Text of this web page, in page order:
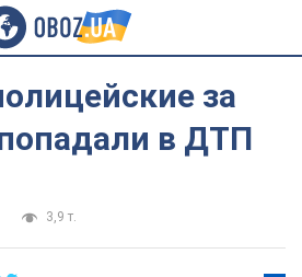
за
в ДТП
3,9 т.